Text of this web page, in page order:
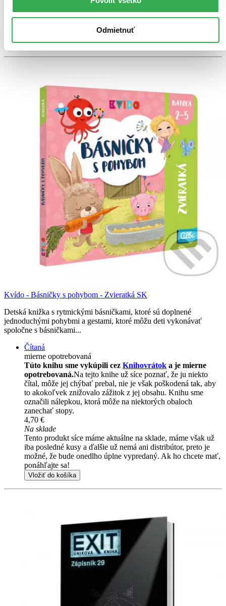
Odmietnuť
Tento produkt síce máme aktuálne na sklade, máme však už
iba posledné kusy a ďalšie už nemá ani distribútor, preto je
Vložiť do košíka
Kvído - Básničky s pohybom - Zvieratká SK
Detská knižka s rytmickými básničkami, ktoré sú doplnené
jednoduchými pohybmi a gestami, ktoré môžu deti vykonávať
spoločne s básničkami...
Čítaná
mierne opotrebovaná
Túto knihu sme vykúpili cez Knihovrátok a je mierne
opotrebovaná.Na tejto knihe už síce poznať, že ju niekto
čítal, môže jej chýbať prebal, nie je však poškodená tak, aby
to akokoľvek znižovalo zážitok z jej obsahu. Knihu sme
označili nálepkou, ktorá môže na niektorých obaloch
zanechať stopy.
4,70 €
Na sklade
Tento produkt síce máme aktuálne na sklade, máme však už
iba posledné kusy a ďalšie už nemá ani distribútor, preto je
možné, že bude onedlho úplne vypredaný. Ak ho chcete mať,
ponáhľajte sa!
Vložiť do košíka